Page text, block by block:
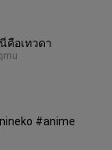
คือเทวดา
#anime